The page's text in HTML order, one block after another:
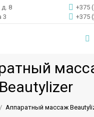
8
+375
3
+375
Beautylizer
Вы здесь:
Аппаратный массаж